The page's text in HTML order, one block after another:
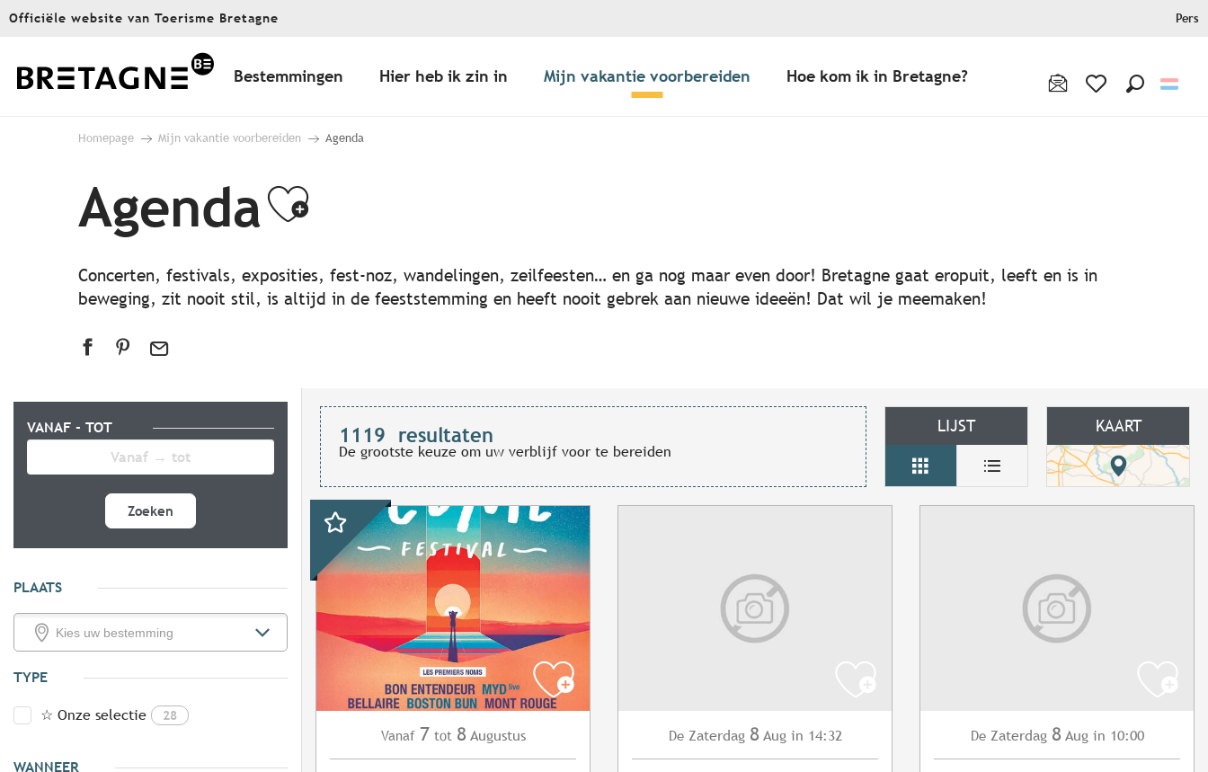
Aller
principal
Officiële website van Toerisme Bretagne Pers
Bestemmingen Hier heb ik zin in Mijn vakantie voorbereiden Hoe kom ik in Bretagne?
Homepage Mijn vakantie voorbereiden Agenda
AgendaAjouter aux favoris
Concerten, festivals, exposities, fest-noz, wandelingen, zeilfeesten… en ga nog maar even door! Bretagne gaat eropuit, leeft en is in
beweging, zit nooit stil, is altijd in de feeststemming en heeft nooit gebrek aan nieuwe ideeën! Dat wil je meemaken!
VANAF - TOT
Zoeken
PLAATS
TYPE
☆ Onze selectie 28
WANNEER
1119 resultaten
De grootste keuze om uw verblijf voor te bereiden
LIJST KAART
Vanaf 7 tot 8 Augustus De Zaterdag 8 Aug in 14:32 De Zaterdag 8 Aug in 10:00